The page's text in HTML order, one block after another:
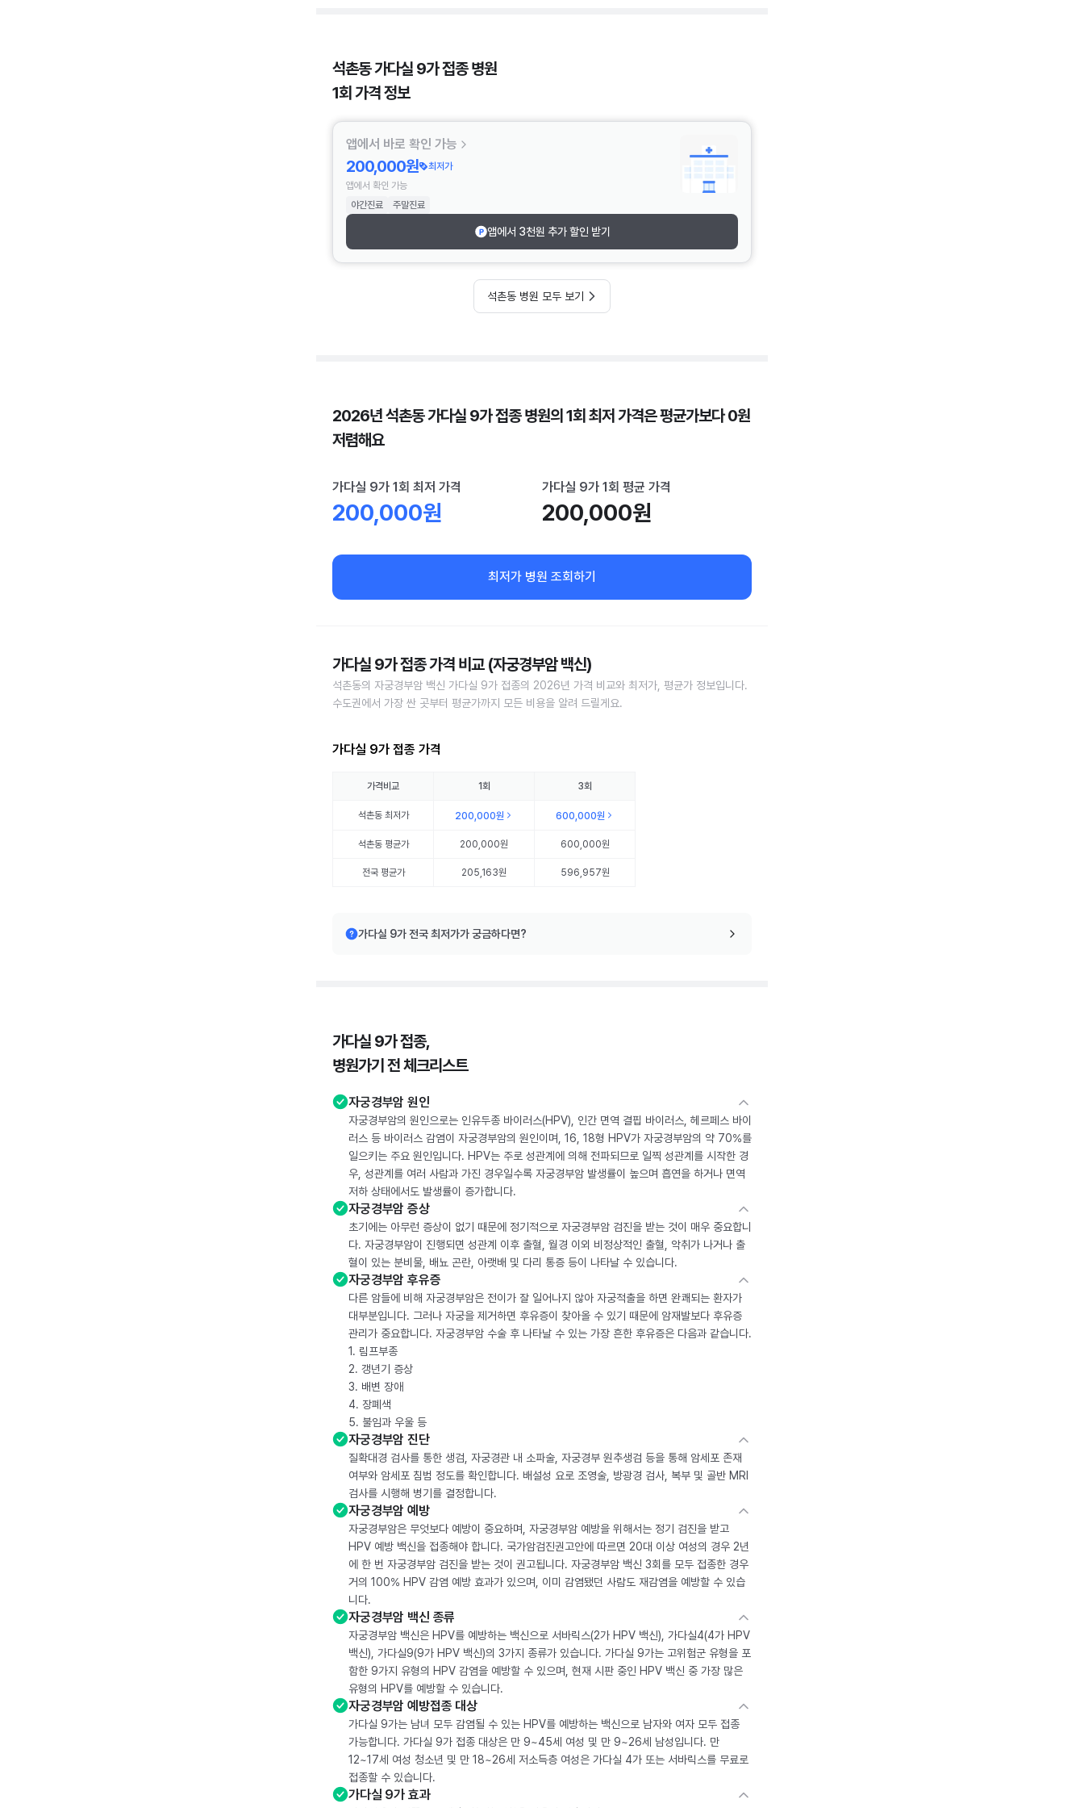
석촌동 가다실 9가 접종 병원
1회 가격 정보
앱에서 바로 확인 가능
200,000원
최저가
앱에서 확인 가능
야간진료
주말진료
앱에서 3천원 추가 할인 받기
석촌동 병원 모두 보기
2026년 석촌동 가다실 9가 접종 병원의 1회 최저 가격은 평균가보다 0원
저렴해요
가다실 9가 1회 최저 가격
200,000원
가다실 9가 1회 평균 가격
200,000원
최저가 병원 조회하기
가다실 9가 접종 가격 비교 (자궁경부암 백신)
석촌동의 자궁경부암 백신 가다실 9가 접종의 2026년 가격 비교와 최저가, 평균가 정보입니다.
수도권에서 가장 싼 곳부터 평균가까지 모든 비용을 알려 드릴게요.
가다실 9가 접종 가격
가격비교 1회 3회
석촌동최저가 200,000원 600,000원
석촌동평균가 200,000원 600,000원
전국 평균가 205,163원 596,957원
가다실 9가 전국 최저가가 궁금하다면?
가다실 9가 접종,
병원가기 전 체크리스트
자궁경부암 원인
자궁경부암의 원인으로는 인유두종 바이러스(HPV), 인간 면역 결핍 바이러스, 헤르페스 바이
러스 등 바이러스 감염이 자궁경부암의 원인이며, 16, 18형 HPV가 자궁경부암의 약 70%를
일으키는 주요 원인입니다. HPV는 주로 성관계에 의해 전파되므로 일찍 성관계를 시작한 경
우, 성관계를 여러 사람과 가진 경우일수록 자궁경부암 발생률이 높으며 흡연을 하거나 면역
저하 상태에서도 발생률이 증가합니다.
자궁경부암 증상
초기에는 아무런 증상이 없기 때문에 정기적으로 자궁경부암 검진을 받는 것이 매우 중요합니
다. 자궁경부암이 진행되면 성관계 이후 출혈, 월경 이외 비정상적인 출혈, 악취가 나거나 출
혈이 있는 분비물, 배뇨 곤란, 아랫배 및 다리 통증 등이 나타날 수 있습니다.
자궁경부암 후유증
다른 암들에 비해 자궁경부암은 전이가 잘 일어나지 않아 자궁적출을 하면 완쾌되는 환자가
대부분입니다. 그러나 자궁을 제거하면 후유증이 찾아올 수 있기 때문에 암재발보다 후유증
관리가 중요합니다. 자궁경부암 수술 후 나타날 수 있는 가장 흔한 후유증은 다음과 같습니다.
1. 림프부종
2. 갱년기 증상
3. 배변 장애
4. 장폐색
5. 불임과 우울 등
자궁경부암 진단
질확대경 검사를 통한 생검, 자궁경관 내 소파술, 자궁경부 원추생검 등을 통해 암세포 존재
여부와 암세포 침범 정도를 확인합니다. 배설성 요로 조영술, 방광경 검사, 복부 및 골반 MRI
검사를 시행해 병기를 결정합니다.
자궁경부암 예방
자궁경부암은 무엇보다 예방이 중요하며, 자궁경부암 예방을 위해서는 정기 검진을 받고
HPV 예방 백신을 접종해야 합니다. 국가암검진권고안에 따르면 20대 이상 여성의 경우 2년
에 한 번 자궁경부암 검진을 받는 것이 권고됩니다. 자궁경부암 백신 3회를 모두 접종한 경우
거의 100% HPV 감염 예방 효과가 있으며, 이미 감염됐던 사람도 재감염을 예방할 수 있습
니다.
자궁경부암 백신 종류
자궁경부암 백신은 HPV를 예방하는 백신으로 서바릭스(2가 HPV 백신), 가다실4(4가 HPV
백신), 가다실9(9가 HPV 백신)의 3가지 종류가 있습니다. 가다실 9가는 고위험군 유형을 포
함한 9가지 유형의 HPV 감염을 예방할 수 있으며, 현재 시판 중인 HPV 백신 중 가장 많은
유형의 HPV를 예방할 수 있습니다.
자궁경부암 예방접종 대상
가다실 9가는 남녀 모두 감염될 수 있는 HPV를 예방하는 백신으로 남자와 여자 모두 접종
가능합니다. 가다실 9가 접종 대상은 만 9~45세 여성 및 만 9~26세 남성입니다. 만
12~17세 여성 청소년 및 만 18~26세 저소득층 여성은 가다실 4가 또는 서바릭스를 무료로
접종할 수 있습니다.
가다실 9가 효과